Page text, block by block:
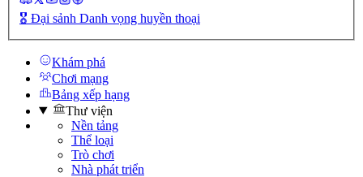
🎖️ Đại sảnh Danh vọng huyền thoại
Khám phá
Chơi mạng
Bảng xếp hạng
Thư viện
Nền tảng
Thể loại
Trò chơi
Nhà phát triển